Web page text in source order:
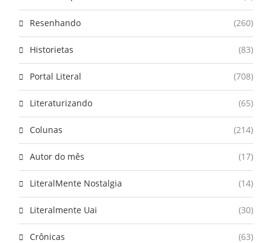
Resenhando (260)
Historietas (83)
Portal Literal (708)
Literaturizando (65)
Colunas (214)
Autor do mês (17)
LiteralMente Nostalgia (14)
Literalmente Uai (30)
Crônicas (63)